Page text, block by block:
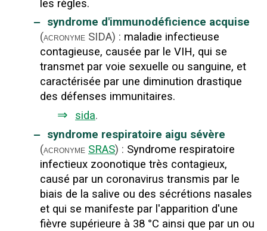
les règles.
‒ syndrome d'immunodéficience acquise
(acronyme SIDA) : maladie infectieuse
contagieuse, causée par le VIH, qui se
transmet par voie sexuelle ou sanguine, et
caractérisée par une diminution drastique
des défenses immunitaires.
⇒ sida.
‒ syndrome respiratoire aigu sévère
(acronyme SRAS) : Syndrome respiratoire
infectieux zoonotique très contagieux,
causé par un coronavirus transmis par le
biais de la salive ou des sécrétions nasales
et qui se manifeste par l'apparition d'une
fièvre supérieure à 38 °C ainsi que par un ou